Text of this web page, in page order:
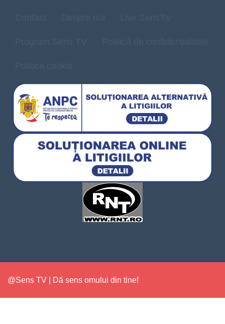
@Sens TV | Dă sens omului din tine!